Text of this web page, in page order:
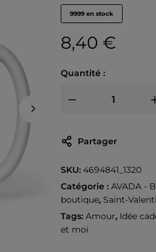
9999 en stock
8,40 €
Quantité :
Partager
SKU: 4694841_1320
Catégorie : AVADA -
boutique, Saint-
Tags: Amour, Idée
et moi